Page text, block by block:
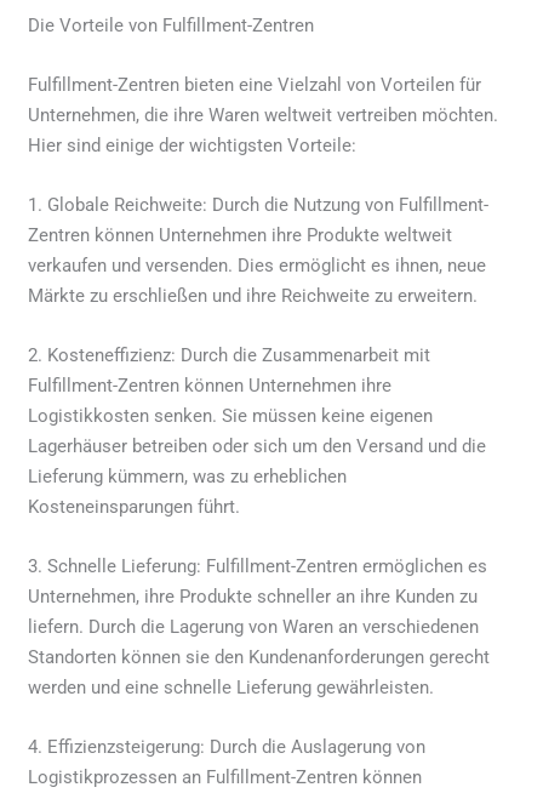
Die Vorteile von Fulfillment-Zentren
Fulfillment-Zentren bieten eine Vielzahl von Vorteilen für
Unternehmen, die ihre Waren weltweit vertreiben möchten.
Hier sind einige der wichtigsten Vorteile:
1. Globale Reichweite: Durch die Nutzung von Fulfillment-
Zentren können Unternehmen ihre Produkte weltweit
verkaufen und versenden. Dies ermöglicht es ihnen, neue
Märkte zu erschließen und ihre Reichweite zu erweitern.
2. Kosteneffizienz: Durch die Zusammenarbeit mit
Fulfillment-Zentren können Unternehmen ihre
Logistikkosten senken. Sie müssen keine eigenen
Lagerhäuser betreiben oder sich um den Versand und die
Lieferung kümmern, was zu erheblichen
Kosteneinsparungen führt.
3. Schnelle Lieferung: Fulfillment-Zentren ermöglichen es
Unternehmen, ihre Produkte schneller an ihre Kunden zu
liefern. Durch die Lagerung von Waren an verschiedenen
Standorten können sie den Kundenanforderungen gerecht
werden und eine schnelle Lieferung gewährleisten.
4. Effizienzsteigerung: Durch die Auslagerung von
Logistikprozessen an Fulfillment-Zentren können